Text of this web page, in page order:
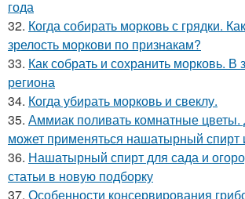
года
32. Когда собирать морковь с грядки.
зрелость моркови по признакам?
33. Как собрать и сохранить морковь. В
региона
34. Когда убирать морковь и свеклу.
35. Аммиак поливать комнатные цветы.
может применяться нашатырный спирт
36. Нашатырный спирт для сада и
статьи в новую подборку
37. Особенности консервирования